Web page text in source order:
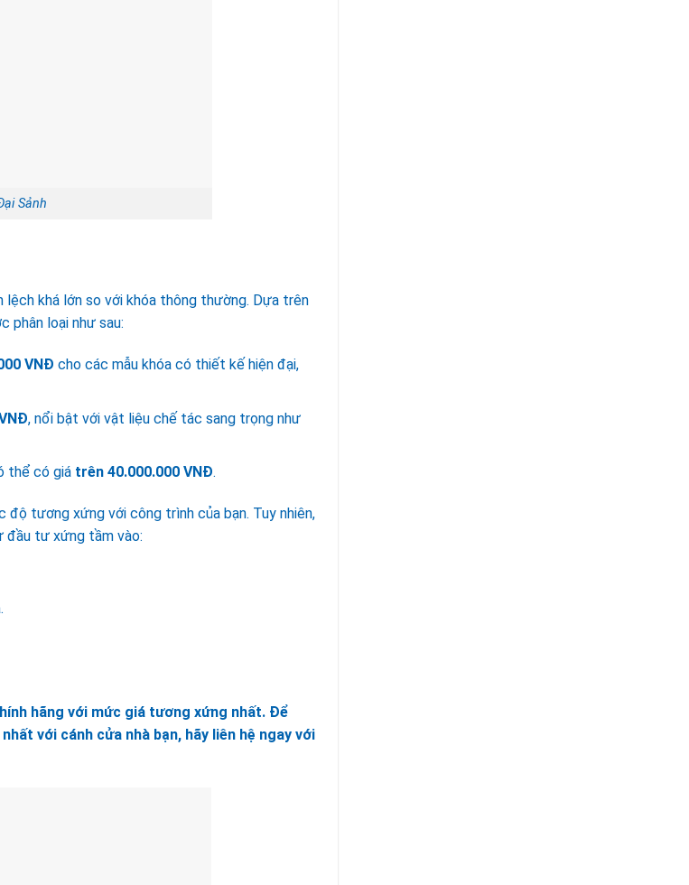
Sảnh
lệch khá lớn so với khóa thông thường. Dựa trên
phân loại như sau:
VNĐ cho các mẫu khóa có thiết kế hiện đại,
, nổi bật với vật liệu chế tác sang trọng như
thể có giá trên 40.000.000 VNĐ.
độ tương xứng với công trình của bạn. Tuy nhiên,
đầu tư xứng tầm vào:
hãng với mức giá tương xứng nhất. Để
với cánh cửa nhà bạn, hãy liên hệ ngay với